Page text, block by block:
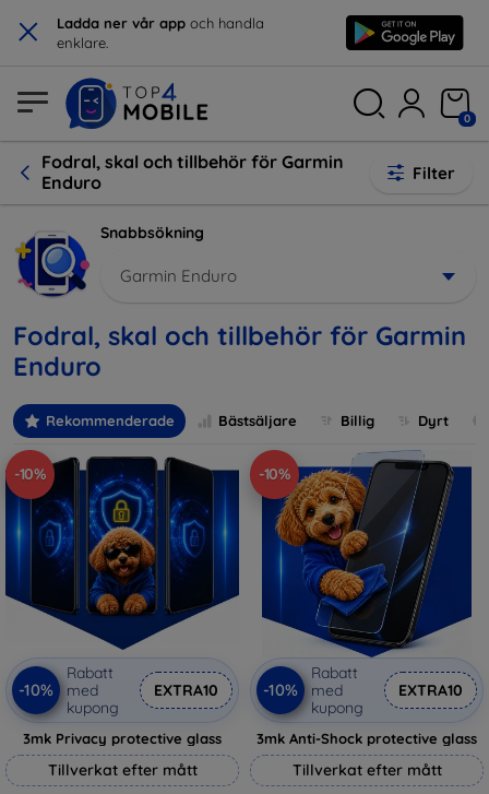
× Ladda ner vår app och handla
enklare.
0
Fodral, skal och tillbehör för Garmin
Enduro
Filter
Snabbsökning
Garmin Enduro
Fodral, skal och tillbehör för Garmin
Enduro
Rekommenderade Bästsäljare Billig Dyrt
-10%
-10%
Rabatt
med
kupong
EXTRA10
3mk Privacy protective glass
Tillverkat efter mått
-10%
-10%
Rabatt
med
kupong
EXTRA10
3mk Anti-Shock protective glass
Tillverkat efter mått